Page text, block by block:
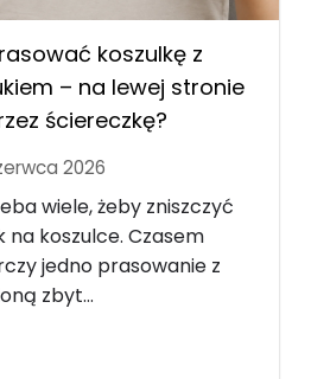
koszulkę z
– na lewej stronie
ściereczkę?
2026
wiele, żeby zniszczyć
na koszulce. Czasem
jedno prasowanie z
zbyt...